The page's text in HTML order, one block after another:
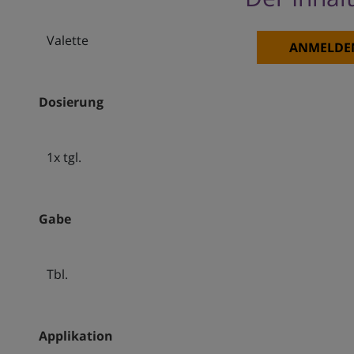
Valette
Dosierung
1x tgl.
Gabe
Tbl.
Applikation